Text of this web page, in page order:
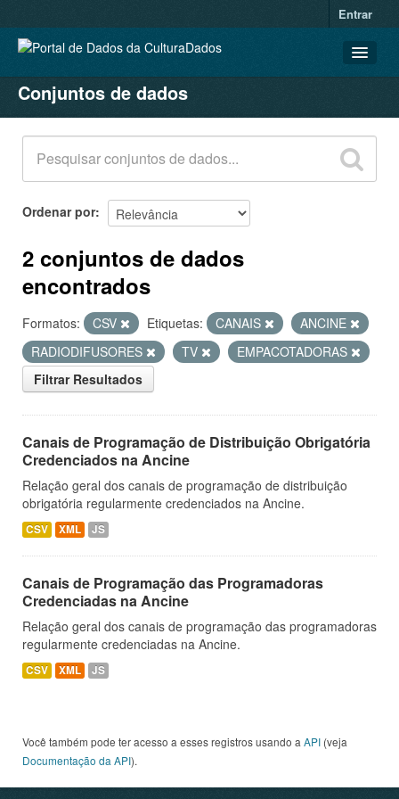
Entrar
CONJUNTOS DE DADOS
ORGANIZAÇÕES
GRUPOS
SOBRE
Conjuntos de dados
Ordenar por
2 conjuntos de dados
encontrados
Formatos: CSV Etiquetas: CANAIS
ANCINE
RADIODIFUSORES
TV
EMPACOTADORAS
Filtrar Resultados
Canais de Programação de Distribuição Obrigatória
Credenciados na Ancine
Relação geral dos canais de programação de distribuição
obrigatória regularmente credenciados na Ancine.
CSV XML JS
Canais de Programação das Programadoras
Credenciadas na Ancine
Relação geral dos canais de programação das programadoras
regularmente credenciadas na Ancine.
CSV XML JS
Você também pode ter acesso a esses registros usando a API (veja
Documentação da API).